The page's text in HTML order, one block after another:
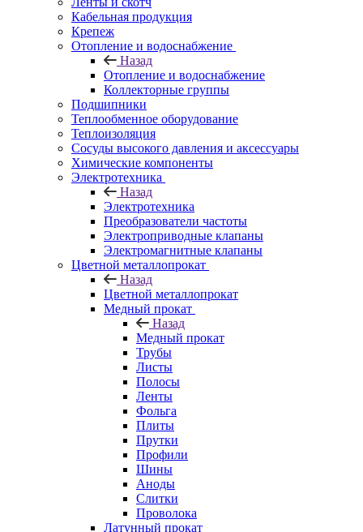
Кабельная продукция
Крепеж
Отопление и водоснабжение
Назад
Отопление и водоснабжение
Коллекторные группы
Подшипники
Теплообменное оборудование
Теплоизоляция
Сосуды высокого давления и аксессуары
Химические компоненты
Электротехника
Назад
Электротехника
Преобразователи частоты
Электроприводные клапаны
Электромагнитные клапаны
Цветной металлопрокат
Назад
Цветной металлопрокат
Медный прокат
Назад
Медный прокат
Трубы
Листы
Полосы
Ленты
Фольга
Плиты
Прутки
Профили
Шины
Аноды
Слитки
Проволока
Латунный прокат